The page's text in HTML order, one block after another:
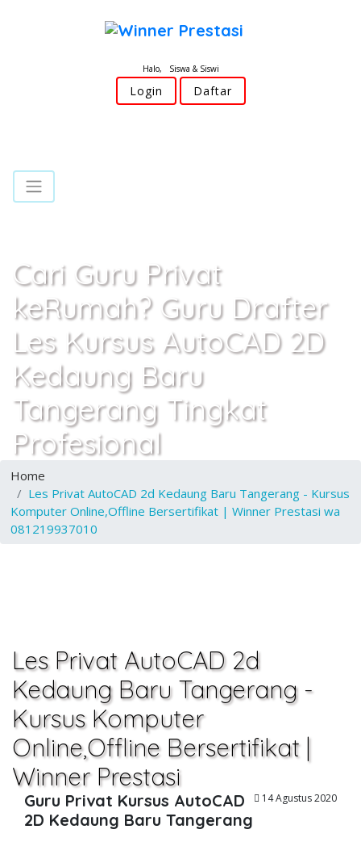
Halo, Siswa & Siswi
Login Daftar
Cari Guru Privat
keRumah? Guru Drafter
Les Kursus AutoCAD 2D
Kedaung Baru
Tangerang Tingkat
Profesional
Home
Les Privat AutoCAD 2d Kedaung Baru Tangerang - Kursus
Komputer Online,Offline Bersertifikat | Winner Prestasi wa
081219937010
Les Privat AutoCAD 2d
Kedaung Baru Tangerang -
Kursus Komputer
Online,Offline Bersertifikat |
Winner Prestasi
14 Agustus 2020
Guru Privat Kursus AutoCAD
2D Kedaung Baru Tangerang